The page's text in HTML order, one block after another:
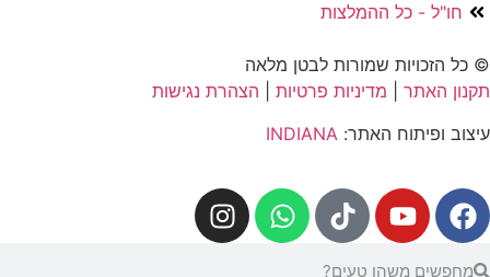
חו"ל - כל ההמלצות
© כל הזכויות שמורות לבטן מלאה
תקנון האתר
מדיניות פרטיות
הצהרת נגישות
עיצוב ופיתוח האתר: INDIANA